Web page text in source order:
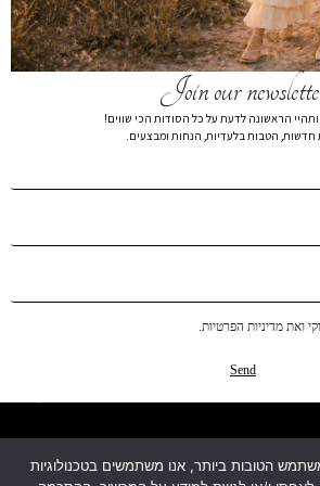
הטובות ביותר, אנו משתמשים בטכנולוגיות
Join our
ותהיי הראשונה לדעת על כל הסודות הכי שווים!
חדשות, הטבות בלעדיות, הנחות ומבצעים.
ואת מדיניות הפרטיות.
Send